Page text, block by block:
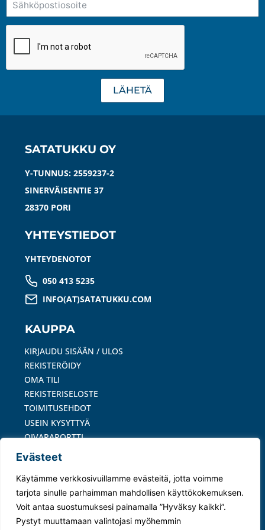
Evästeet
Käytämme verkkosivuillamme evästeitä, jotta voimme
tarjota sinulle parhaimman mahdollisen käyttökokemuksen.
Voit antaa suostumuksesi painamalla ”Hyväksy kaikki”.
Pystyt muuttamaan valintojasi myöhemmin
LÄHETÄ
SATATUKKU OY
Y-TUNNUS: 2559237-2
SINERVÄISENTIE 37
28370 PORI
YHTEYSTIEDOT
YHTEYDENOTOT
050 413 5235
INFO(AT)SATATUKKU.COM
KAUPPA
KIRJAUDU SISÄÄN / ULOS
REKISTERÖIDY
OMA TILI
REKISTERISELOSTE
TOIMITUSEHDOT
USEIN KYSYTTYÄ
OIVARAPORTTI
MAKSUTAVAT